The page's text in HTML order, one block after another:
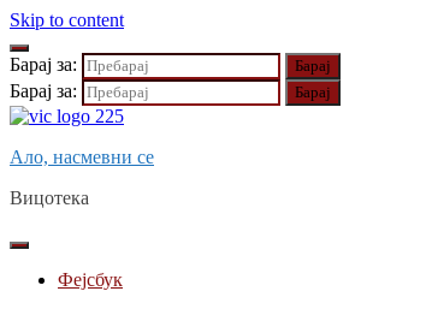
Skip to content
Барај за:
Барај за:
Ало, насмевни се
Вицотека
Фејсбук